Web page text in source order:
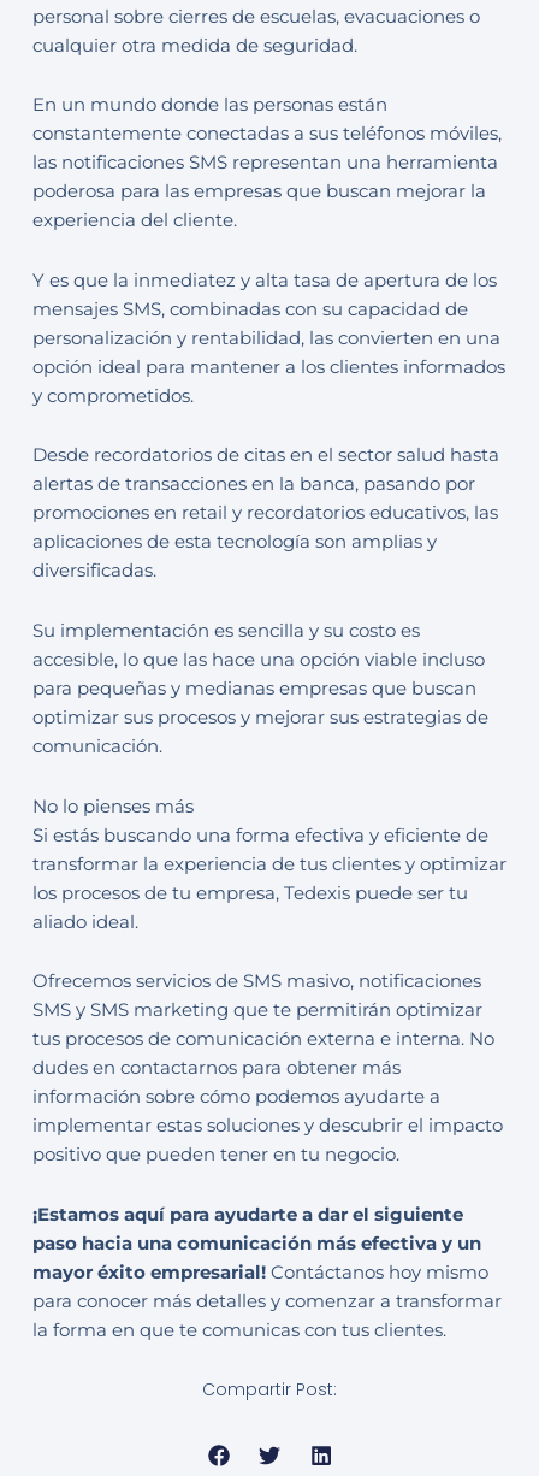
personal sobre cierres de escuelas, evacuaciones o
cualquier otra medida de seguridad.
En un mundo donde las personas están
constantemente conectadas a sus teléfonos móviles,
las notificaciones SMS representan una herramienta
poderosa para las empresas que buscan mejorar la
experiencia del cliente.
Y es que la inmediatez y alta tasa de apertura de los
mensajes SMS, combinadas con su capacidad de
personalización y rentabilidad, las convierten en una
opción ideal para mantener a los clientes informados
y comprometidos.
Desde recordatorios de citas en el sector salud hasta
alertas de transacciones en la banca, pasando por
promociones en retail y recordatorios educativos, las
aplicaciones de esta tecnología son amplias y
diversificadas.
Su implementación es sencilla y su costo es
accesible, lo que las hace una opción viable incluso
para pequeñas y medianas empresas que buscan
optimizar sus procesos y mejorar sus estrategias de
comunicación.
No lo pienses más
Si estás buscando una forma efectiva y eficiente de
transformar la experiencia de tus clientes y optimizar
los procesos de tu empresa, Tedexis puede ser tu
aliado ideal.
Ofrecemos servicios de SMS masivo, notificaciones
SMS y SMS marketing que te permitirán optimizar
tus procesos de comunicación externa e interna. No
dudes en contactarnos para obtener más
información sobre cómo podemos ayudarte a
implementar estas soluciones y descubrir el impacto
positivo que pueden tener en tu negocio.
¡Estamos aquí para ayudarte a dar el siguiente
paso hacia una comunicación más efectiva y un
mayor éxito empresarial!Contáctanos hoy mismo
para conocer más detalles y comenzar a transformar
la forma en que te comunicas con tus clientes.
Compartir Post: